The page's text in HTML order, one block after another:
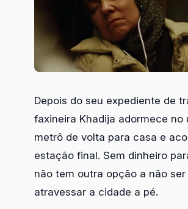
Depois do seu expediente de
faxineira Khadija adormece no
metrô de volta para casa e
estação final. Sem dinheiro
não tem outra opção a não ser
atravessar a cidade a pé.